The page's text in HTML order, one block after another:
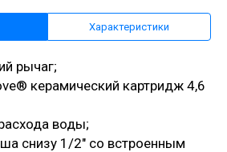
Характеристики
рычаг;
керамический картридж 4,6
воды;
снизу 1/2" со встроенным